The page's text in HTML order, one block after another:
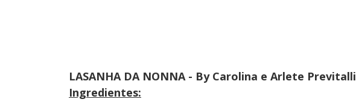
LASANHA DA NONNA - By Carolina e Arlete Previtalli
Ingredientes: